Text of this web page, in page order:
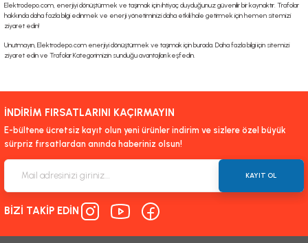
Elektrodepo.com, enerjiyi dönüştürmek ve taşımak için ihtiyaç duyduğunuz güvenilir bir kaynaktır. Trafolar
hakkında daha fazla bilgi edinmek ve enerji yönetiminizi daha etkili hale getirmek için hemen sitemizi
ziyaret edin!
Unutmayın, Elektrodepo.com enerjiyi dönüştürmek ve taşımak için burada. Daha fazla bilgi için sitemizi
ziyaret edin ve Trafolar Kategorimizin sunduğu avantajları keşfedin.
İNDİRİM FIRSATLARINI KAÇIRMAYIN
E-bültene ücretsiz kayıt olun yeni ürünler indirim ve sizlere özel büyük
sürpriz fırsatlardan anında haberiniz olsun!
KAYIT OL
BİZİ TAKİP EDİN